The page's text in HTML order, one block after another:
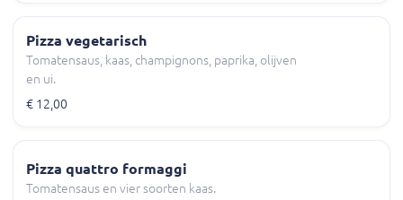
Pizza vegetarisch
Tomatensaus, kaas, champignons, paprika, olijven
en ui.
€ 12,00
Pizza quattro formaggi
Tomatensaus en vier soorten kaas.